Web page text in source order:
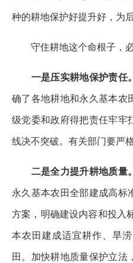
种的耕地保护好提升好，为
守住耕地这个命根子，必
一是压实耕地保护责任。
确了各地耕地和永久基本农
级党委和政府得把责任牢牢
线决不突破。有关部门要严
二是全力提升耕地质量。
永久基本农田全部建成高标
方案，明确建设内容和投入
本农田建成适宜耕作、旱
田。加快耕地质量保护立法